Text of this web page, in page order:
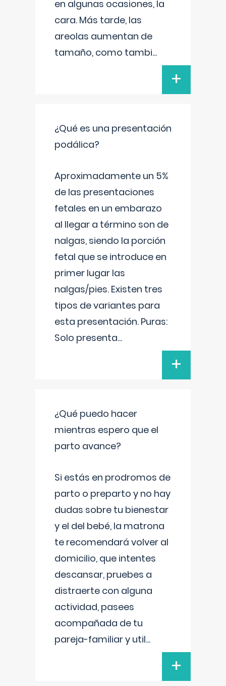
en algunas ocasiones, la
cara. Más tarde, las
areolas aumentan de
tamaño, como tambi...
+
¿Qué es una presentación
podálica?
Aproximadamente un 5%
de las presentaciones
fetales en un embarazo
al llegar a término son de
nalgas, siendo la porción
fetal que se introduce en
primer lugar las
nalgas/pies. Existen tres
tipos de variantes para
esta presentación. Puras:
Solo presenta...
+
¿Qué puedo hacer
mientras espero que el
parto avance?
Si estás en prodromos de
parto o preparto y no hay
dudas sobre tu bienestar
y el del bebé, la matrona
te recomendará volver al
domicilio, que intentes
descansar, pruebes a
distraerte con alguna
actividad, pasees
acompañada de tu
pareja-familiar y util...
+